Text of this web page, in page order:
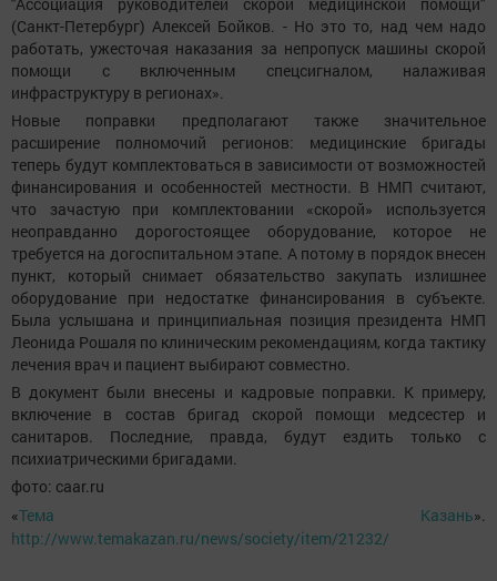
(Санкт-Петербург) Алексей Бойков. - Но это то, над чем надо
работать, ужесточая наказания за непропуск машины скорой
помощи с включенным спецсигналом, налаживая
инфраструктуру в регионах».
Новые поправки предполагают также значительное
расширение полномочий регионов: медицинские бригады
теперь будут комплектоваться в зависимости от возможностей
финансирования и особенностей местности. В НМП считают,
что зачастую при комплектовании «скорой» используется
неоправданно дорогостоящее оборудование, которое не
требуется на догоспитальном этапе. А потому в порядок внесен
пункт, который снимает обязательство закупать излишнее
оборудование при недостатке финансирования в субъекте.
Была услышана и принципиальная позиция президента НМП
Леонида Рошаля по клиническим рекомендациям, когда тактику
лечения врач и пациент выбирают совместно.
В документ были внесены и кадровые поправки. К примеру,
включение в состав бригад скорой помощи медсестер и
санитаров. Последние, правда, будут ездить только с
психиатрическими бригадами.
фото: caar.ru
«Тема Казань».
http://www.temakazan.ru/news/society/item/21232/